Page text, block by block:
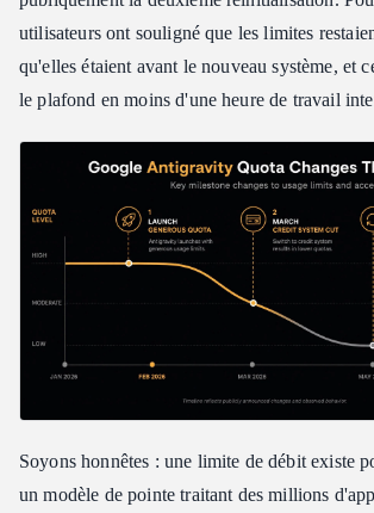
utilisateurs ont souligné que les limites
qu'elles étaient avant le nouveau système, et
le plafond en moins d'une heure de travail
Soyons honnêtes : une limite de débit existe
un modèle de pointe traitant des millions